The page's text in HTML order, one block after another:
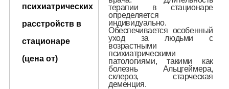
психиатрических
расстройств в
стационаре
(цена от)
терапии в стационаре
определяется
индивидуально.
Обеспечивается особенный
уход за людьми с
возрастными
психиатрическими
патологиями, такими как
болезнь Альцгеймера,
склероз, старческая
деменция.